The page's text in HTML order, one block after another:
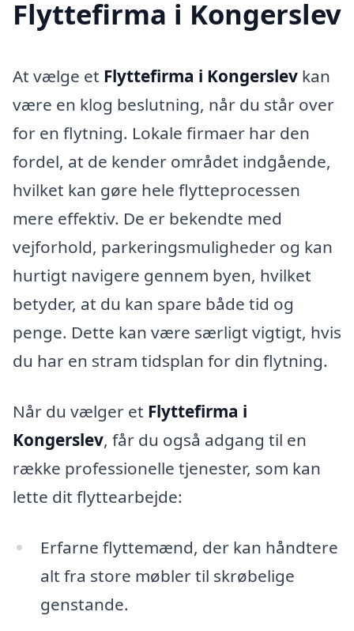
Flyttefirma i Kongerslev
At vælge et Flyttefirma i Kongerslev kan
være en klog beslutning, når du står over
for en flytning. Lokale firmaer har den
fordel, at de kender området indgående,
hvilket kan gøre hele flytteprocessen
mere effektiv. De er bekendte med
vejforhold, parkeringsmuligheder og kan
hurtigt navigere gennem byen, hvilket
betyder, at du kan spare både tid og
penge. Dette kan være særligt vigtigt, hvis
du har en stram tidsplan for din flytning.
Når du vælger et Flyttefirma i
Kongerslev, får du også adgang til en
række professionelle tjenester, som kan
lette dit flyttearbejde:
Erfarne flyttemænd, der kan håndtere
alt fra store møbler til skrøbelige
genstande.